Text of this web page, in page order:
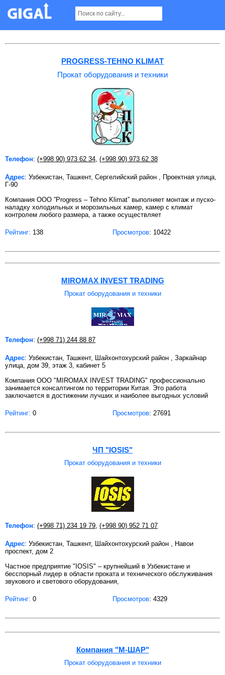
Прокат оборудования и техники в Ташкенте
PROGRESS-TEHNO KLIMAT
Прокат оборудования и техники
Телефон: (+998 90) 973 62 34 (+998 90) 973 62 38
Адрес: Узбекистан, Ташкент, Сергелийский район , Проектная улица,
Г-90
Компания OOO ”Progress – Tehno Klimat” выполняет монтаж и пуско-
наладку холодильных и морозильных камер, камер с климат
контролем любого размера, а также осуществляет
Рейтинг: 138 Просмотров: 10422
MIROMAX INVEST TRADING
Прокат оборудования и техники
Телефон: (+998 71) 244 88 87
Адрес: Узбекистан, Ташкент, Шайхонтохурский район , Заркайнар
улица, дом 39, этаж 3, кабинет 5
Компания ООО "MIROMAX INVEST TRADING" профессионально
занимается консалтингом по территории Китая. Это работа
заключается в достижении лучших и наиболее выгодных условий
Рейтинг: 0 Просмотров: 27691
ЧП "IOSIS"
Прокат оборудования и техники
Телефон: (+998 71) 234 19 79, (+998 90) 952 71 07
Адрес: Узбекистан, Ташкент, Шайхонтохурский район , Навои
проспект, дом 2
Частное предприятие "IOSIS" – крупнейший в Узбекистане и
бесспорный лидер в области проката и технического обслуживания
звукового и светового оборудования,
Рейтинг: 0 Просмотров: 4329
Компания "М-ШАР"
Прокат оборудования и техники